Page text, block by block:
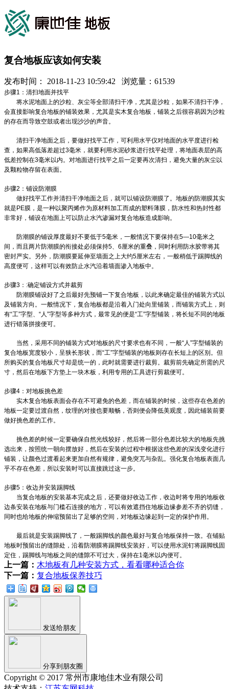
复合地板应该如何安装
发布时间： 2018-11-23 10:59:42 浏览量：61539
步骤1：清扫地面并找平
将水泥地面上的沙粒、灰尘等全部清扫干净，尤其是沙粒，如果不清扫干净，
会直接影响复合地板的铺装效果，尤其是实木复合地板，铺装之后很容易因为沙粒
的存在而导致空鼓或者出现沙沙的声音。
清扫干净地面之后，要做好找平工作，可利用水平仪对地面的水平度进行检
查，如果高低落差超过3毫米，就要利用水泥砂浆进行找平处理，将地面表层的高
低差控制在3毫米以内。对地面进行找平之后一定要再次清扫，避免大量的灰尘以
及颗粒物存留在表面。
步骤2：铺设防潮膜
做好找平工作并清扫干净地面之后，就可以铺设防潮膜了。地板的防潮膜其实
就是PE膜，是一种以聚丙烯作为原材料加工而成的塑料薄膜，防水性和热封性都
非常好，铺设在地面上可以防止水汽渗漏对复合地板造成影响。
防潮膜的铺设厚度最好不要低于5毫米，一般情况下要保持在5—10毫米之
间，而且两片防潮膜的衔接处必须保持5、6厘米的重叠，同时利用防水胶带将其
密封严实。另外，防潮膜要延伸至墙面之上大约5厘米左右，一般稍低于踢脚线的
高度便可，这样可以有效防止水汽沿着墙面渗入地板中。
步骤3：:确定铺设方式并裁剪
防潮膜铺设好了之后最好先预铺一下复合地板，以此来确定最佳的铺装方式以
及铺装方向。一般情况下，复合地板都是沿着入门处向里铺装，而铺装方式上，则
有“工”字型、“人”字型等多种方式，最常见的便是“工”字型铺装，将长短不同的地板
进行错落拼接便可。
当然，采用不同的铺装方式对地板的尺寸要求也有不同，一般“人”字型铺装的
复合地板宽度较小，呈狭长形状，而“工”字型铺装的地板则存在长短上的区别。但
所购买的复合地板尺寸却是统一的，此时就需要进行裁剪。裁剪前先确定所需的尺
寸，然后在地板下方垫上一块木板，利用专用的工具进行剪裁便可。
步骤4：对地板挑色差
实木复合地板表面会存在不可避免的色差，而在铺装的时候，这些存在色差的
地板一定要过渡自然，纹理的对接也要顺畅，否则便会降低美观度，因此铺装前要
做好挑色差的工作。
挑色差的时候一定要确保自然光线较好，然后将一部分色差比较大的地板先挑
选出来，按照统一朝向摆放好，然后在安装的过程中根据这些色差的深浅变化进行
铺装，让颜色过渡看起来更加自然有规律，避免突兀与杂乱。强化复合地板表面几
乎不存在色差，所以安装时可以直接跳过这一步。
步骤5：收边并安装踢脚线
当复合地板的安装基本完成之后，还要做好收边工作，收边时将专用的地板收
边条安装在地板与门槛石连接的地方，可以有效遮挡住地板边缘参差不齐的切缝，
同时也给地板的伸缩预留出了足够的空间，对地板边缘起到一定的保护作用。
最后就是安装踢脚线了，一般踢脚线的颜色最好与复合地板保持一致。在铺贴
地板时预留出的缝隙处，沿着防潮膜将踢脚线安装好，可以使用水泥钉将踢脚线固
定住，踢脚线与地板之间的缝隙不可过大，保持在1毫米以内便可。
上一篇： 木地板有几种安装方式，看看哪种适合你
下一篇： 复合地板保养技巧
发送给朋友
分享到朋友圈
Copyright © 2017 常州市康地佳木业有限公司